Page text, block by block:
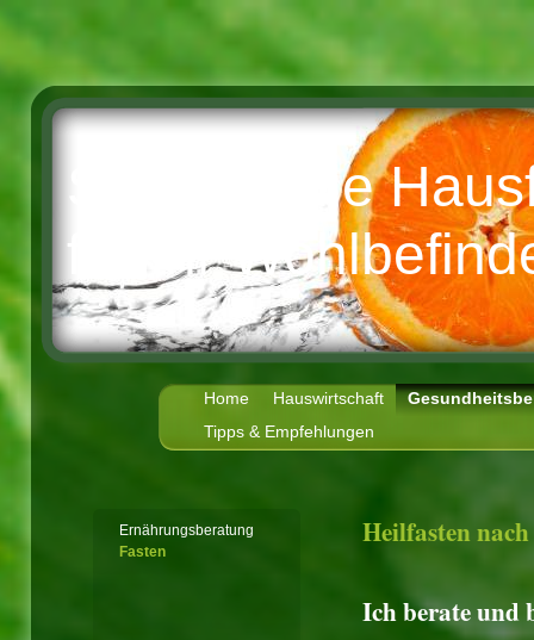
Sabine - die
für Ihr
Home Hauswirtschaft
Tipps & Empfehlungen
Heilfasten
Ich berate und
Ernährungsberatung
Fasten